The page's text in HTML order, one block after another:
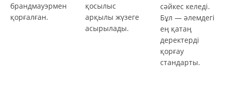
брандмауэрмен
қорғалған.
қосылыс
арқылы жүзеге
асырылады.
сәйкес келеді.
Бұл — әлемдегі
ең қатаң
деректерді
қорғау
стандарты.